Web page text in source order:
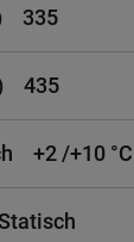
335
435
+2 /+10 °C